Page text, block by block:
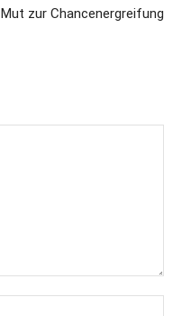
Mut zur Chancenergreifung